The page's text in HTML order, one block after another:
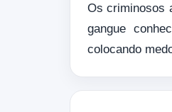
Os criminosos
gangue
colocando